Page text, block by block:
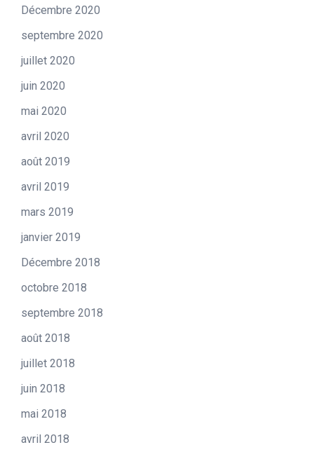
Décembre 2020
septembre 2020
juillet 2020
juin 2020
mai 2020
avril 2020
août 2019
avril 2019
mars 2019
janvier 2019
Décembre 2018
octobre 2018
septembre 2018
août 2018
juillet 2018
juin 2018
mai 2018
avril 2018